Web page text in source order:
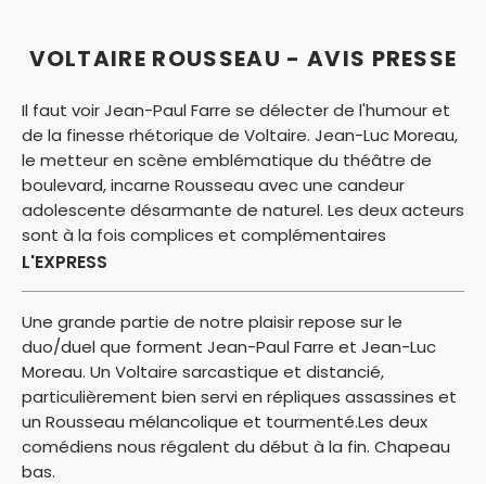
VOLTAIRE ROUSSEAU - AVIS PRESSE
Il faut voir Jean-Paul Farre se délecter de l'humour et
de la finesse rhétorique de Voltaire. Jean-Luc Moreau,
le metteur en scène emblématique du théâtre de
boulevard, incarne Rousseau avec une candeur
adolescente désarmante de naturel. Les deux acteurs
sont à la fois complices et complémentaires
L'EXPRESS
Une grande partie de notre plaisir repose sur le
duo/duel que forment Jean-Paul Farre et Jean-Luc
Moreau. Un Voltaire sarcastique et distancié,
particulièrement bien servi en répliques assassines et
un Rousseau mélancolique et tourmenté.Les deux
comédiens nous régalent du début à la fin. Chapeau
bas.